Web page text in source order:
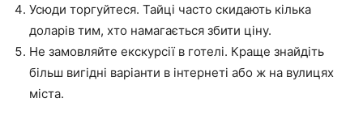
Усюди торгуйтеся. Тайці часто скидають кілька
доларів тим, хто намагається збити ціну.
Не замовляйте екскурсії в готелі. Краще знайдіть
більш вигідні варіанти в інтернеті або ж на вулицях
міста.